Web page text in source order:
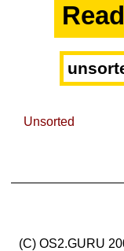
Unsorted
(C) OS2.GURU